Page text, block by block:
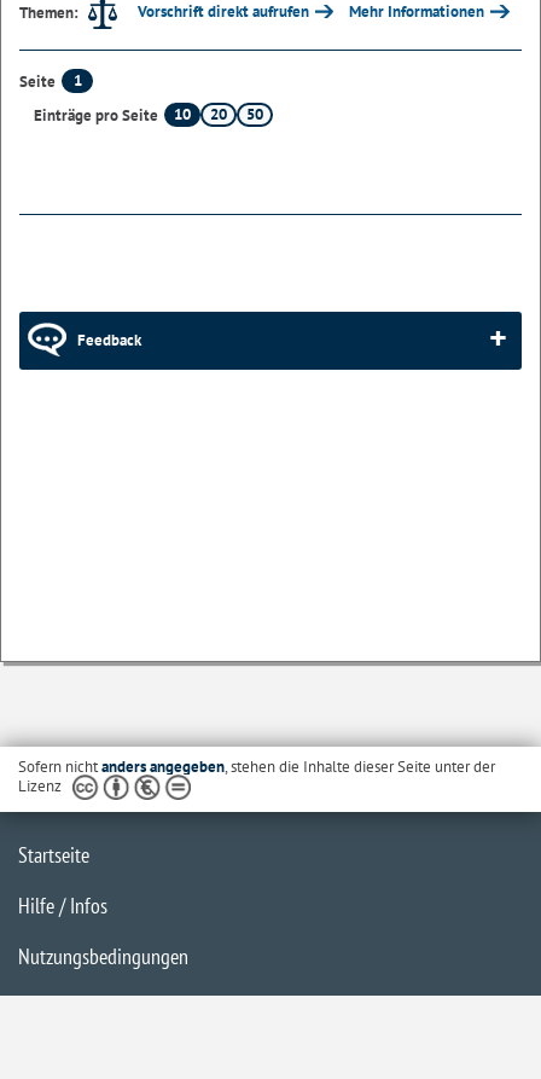
Themen:
Vorschrift direkt aufrufen Mehr Informationen
Seite
1
Einträge pro Seite
10 20 50
Feedback
Sofern nichtanders angegeben, stehen die Inhalte dieser Seite unter der
Lizenz
Startseite
Hilfe / Infos
Nutzungsbedingungen